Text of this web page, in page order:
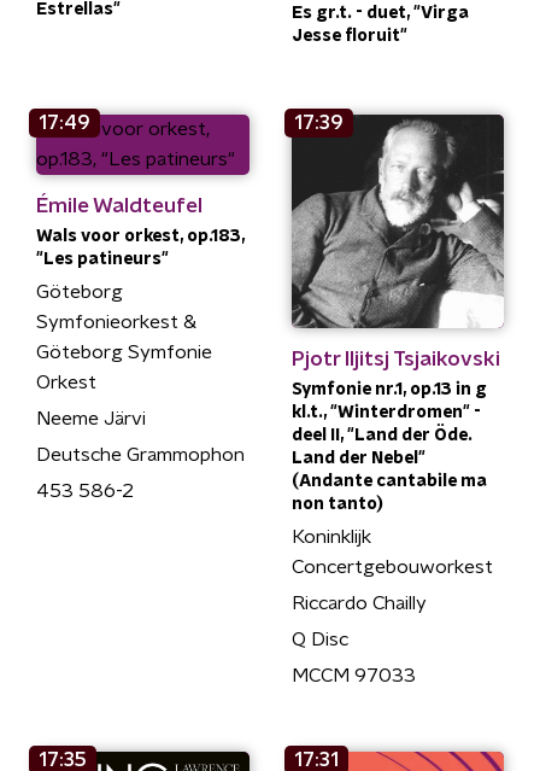
Estrellas"
Es gr.t. - duet, "Virga
Jesse floruit"
17:49
Émile Waldteufel
Wals voor orkest, op.183,
"Les patineurs"
Göteborg
Symfonieorkest &
Göteborg Symfonie
Orkest
Neeme Järvi
Deutsche Grammophon
453 586-2
17:39
Pjotr Iljitsj Tsjaikovski
Symfonie nr.1, op.13 in g
kl.t., "Winterdromen" -
deel II, "Land der Öde.
Land der Nebel"
(Andante cantabile ma
non tanto)
Koninklijk
Concertgebouworkest
Riccardo Chailly
Q Disc
MCCM 97033
17:35 17:31